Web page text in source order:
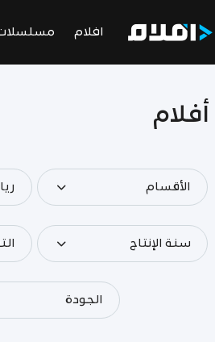
افلام
أفلام
الأقسام
سنة الإنتاج
الجودة